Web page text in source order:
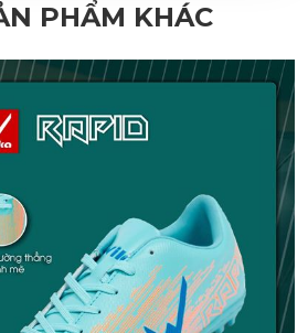
PHẨM KHÁC